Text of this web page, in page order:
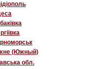
(Южный)
обл.